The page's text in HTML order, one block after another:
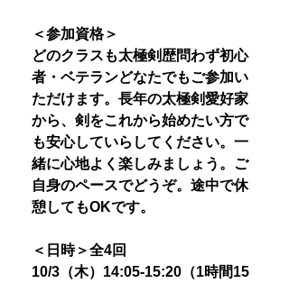
＜参加資格＞
どのクラスも太極剣歴問わず初心
者・ベテランどなたでもご参加い
ただけます。長年の太極剣愛好家
から、剣をこれから始めたい方で
も安心していらしてください。一
緒に心地よく楽しみましょう。ご
自身のペースでどうぞ。途中で休
憩してもOKです。
＜日時＞全4回
10/3（木）14:05-15:20（1時間15